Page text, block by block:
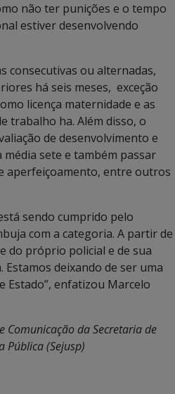
não ter punições e o tempo
estiver desenvolvendo
consecutivas ou alternadas,
há seis meses, exceção
licença maternidade e as
trabalho ha. Além disso, o
de desenvolvimento e
sete e também passar
aperfeiçoamento, entre outros
sendo cumprido pelo
com a categoria. A partir de
do próprio policial e de sua
deixando de ser uma
Estado”, enfatizou Marcelo
Comunicação da Secretaria de
Pública (Sejusp)